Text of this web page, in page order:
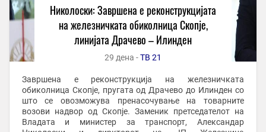
Николоски: Завршена е реконструкцијата
на железничката обиколница Скопје,
линијата Драчево – Илинден
29 дена -ТВ 21
Завршена е реконструкција на железничката
обиколница Скопје, пругата од Драчево до Илинден со
што се овозможува пренасочување на товарните
возови надвор од Скопје. Заменик претседателот на
Владата и министер за транспорт, Александар